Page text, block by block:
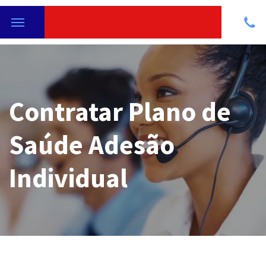
Contratar Plano de
Saúde Adesão
Individual